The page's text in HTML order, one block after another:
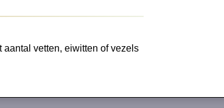
vetten, eiwitten of vezels